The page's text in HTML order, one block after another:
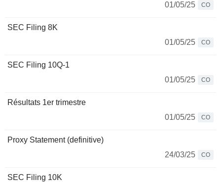
01/05/25
CO
SEC Filing 8K
01/05/25
CO
SEC Filing 10Q-1
01/05/25
CO
Résultats 1er trimestre
01/05/25
CO
Proxy Statement (definitive)
24/03/25
CO
SEC Filing 10K